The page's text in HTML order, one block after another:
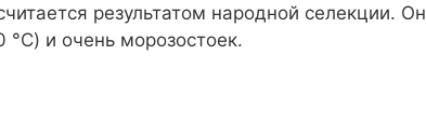
результатом народной селекции. Он
и очень морозостоек.